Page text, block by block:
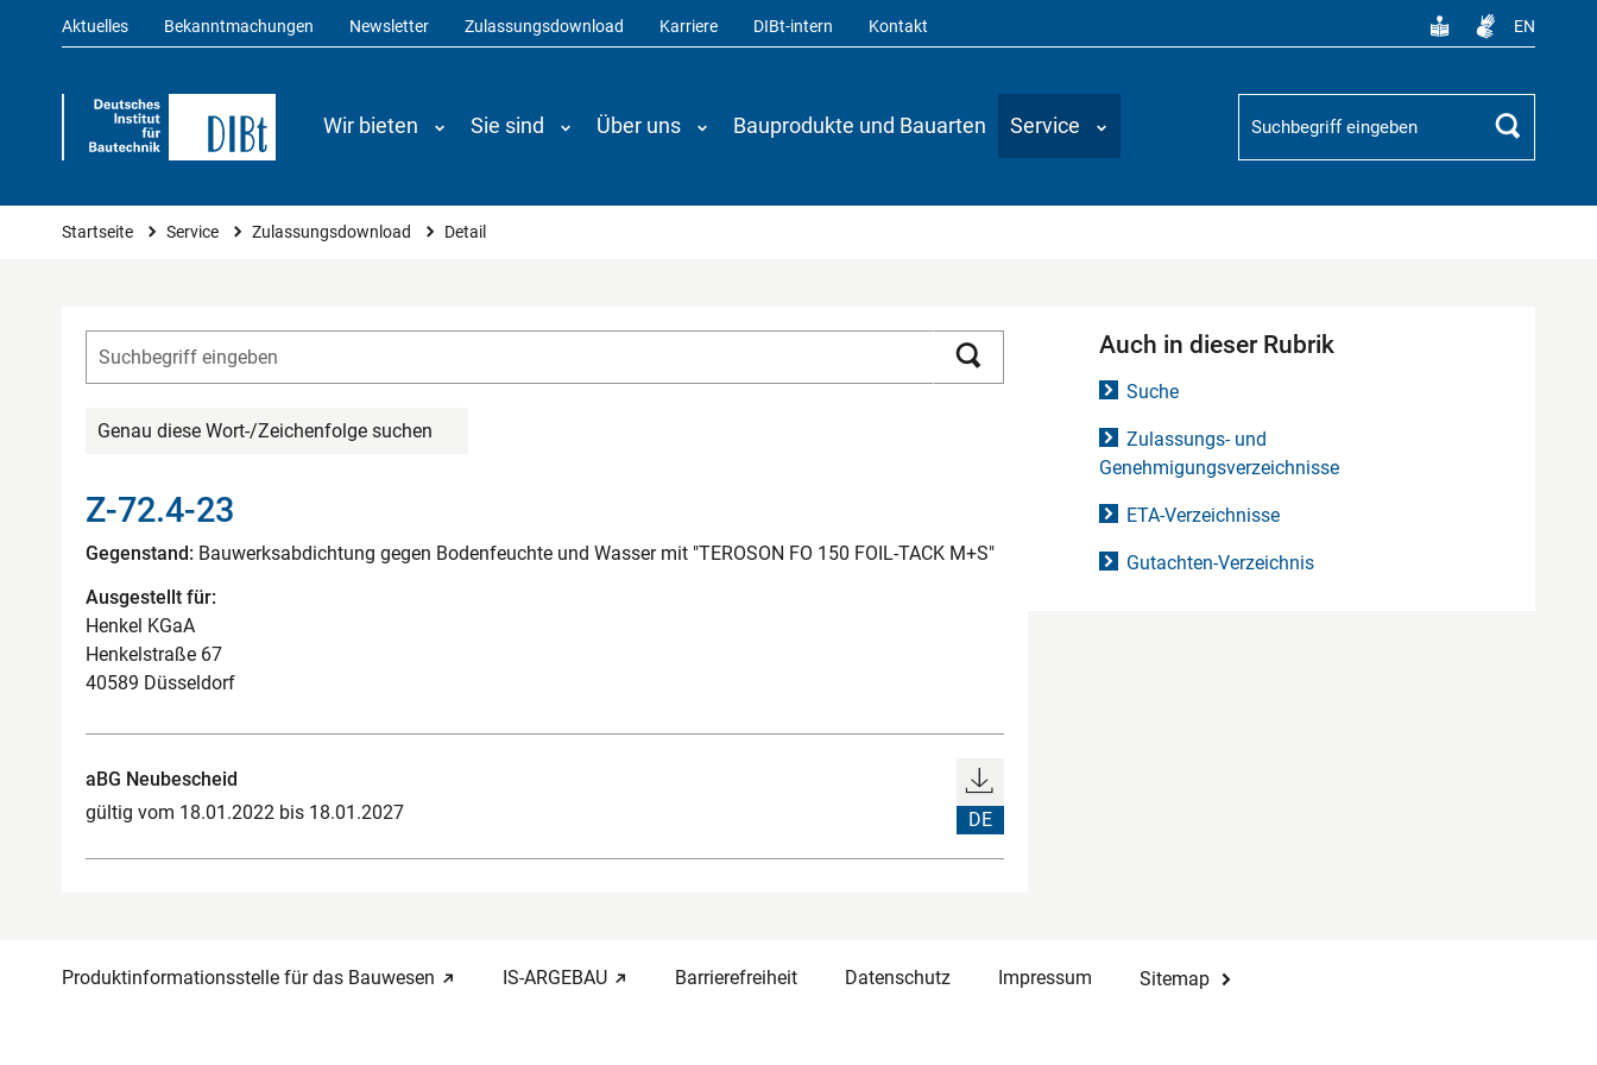
Aktuelles Bekanntmachungen Newsletter Zulassungsdownload Karriere DIBt-intern Kontakt EN
Wir bieten Sie sind Über uns Bauprodukte und Bauarten Service
Suchbegriff
Suchen
Sie sind hier
Startseite Service Zulassungsdownload Detail
Genau diese Wort-/Zeichenfolge suchen
Z-72.4-23
Gegenstand: Bauwerksabdichtung gegen Bodenfeuchte und Wasser mit "TEROSON FO 150 FOIL-TACK M+S"
Ausgestellt für:
Henkel KGaA
Henkelstraße 67
40589 Düsseldorf
aBG Neubescheid
gültig vom 18.01.2022 bis 18.01.2027
DE
Auch in dieser Rubrik
Suche
Zulassungs- und
Genehmigungsverzeichnisse
ETA-Verzeichnisse
Gutachten-Verzeichnis
Produktinformationsstelle für das Bauwesen IS-ARGEBAU Barrierefreiheit Datenschutz Impressum Sitemap